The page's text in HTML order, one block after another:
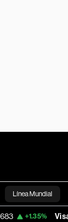
Línea Mundial
Bloomberg
Visa 366.13